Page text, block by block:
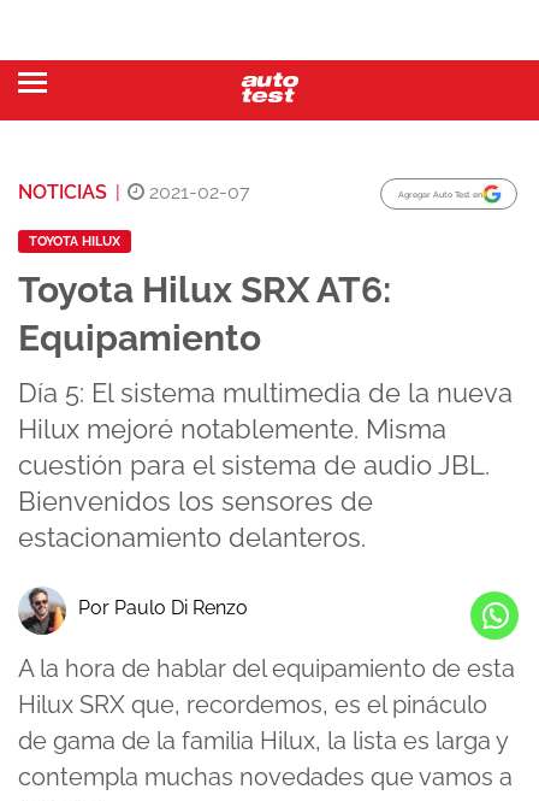
NOTICIAS | 2021-02-07 Agregar Auto Test en
TOYOTA HILUX
Toyota Hilux SRX AT6:
Equipamiento
Día 5: El sistema multimedia de la nueva
Hilux mejoré notablemente. Misma
cuestión para el sistema de audio JBL.
Bienvenidos los sensores de
estacionamiento delanteros.
Por Paulo Di Renzo
A la hora de hablar del equipamiento de esta
Hilux SRX que, recordemos, es el pináculo
de gama de la familia Hilux, la lista es larga y
contempla muchas novedades que vamos a